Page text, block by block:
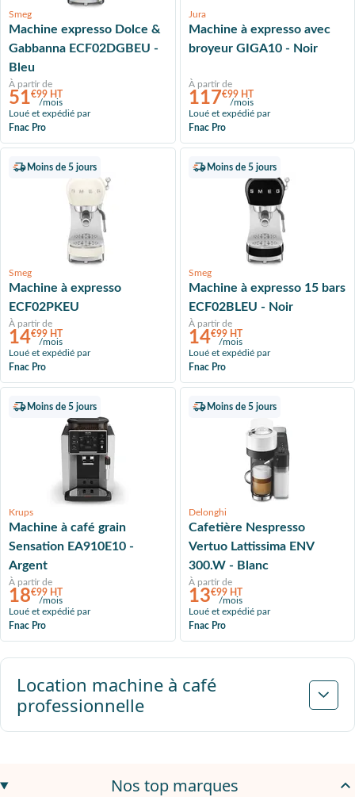
Smeg
Machine expresso Dolce &
Gabbanna ECF02DGBEU -
Bleu
À partir de
51€99 HT
/mois
Loué et expédié par
Fnac Pro
Jura
Machine à expresso avec
broyeur GIGA10 - Noir
À partir de
117€99 HT
/mois
Loué et expédié par
Fnac Pro
Moins de 5 jours
Smeg
Machine à expresso
ECF02PKEU
À partir de
14€99 HT
/mois
Loué et expédié par
Fnac Pro
Moins de 5 jours
Smeg
Machine à expresso 15 bars
ECF02BLEU - Noir
À partir de
14€99 HT
/mois
Loué et expédié par
Fnac Pro
Moins de 5 jours
Krups
Machine à café grain
Sensation EA910E10 -
Argent
À partir de
18€99 HT
/mois
Loué et expédié par
Fnac Pro
Moins de 5 jours
Delonghi
Cafetière Nespresso
Vertuo Lattissima ENV
300.W - Blanc
À partir de
13€99 HT
/mois
Loué et expédié par
Fnac Pro
Suivant
Location machine à café
professionnelle
Nos top marques